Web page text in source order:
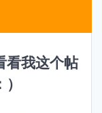
看我这个帖